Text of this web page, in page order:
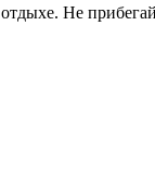
Не